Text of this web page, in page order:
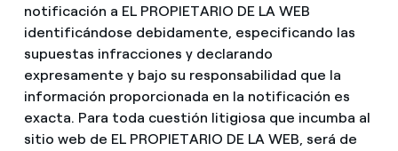
notificación a EL PROPIETARIO DE LA WEB
identificándose debidamente, especificando las
supuestas infracciones y declarando
expresamente y bajo su responsabilidad que la
información proporcionada en la notificación es
exacta. Para toda cuestión litigiosa que incumba al
sitio web de EL PROPIETARIO DE LA WEB, será de